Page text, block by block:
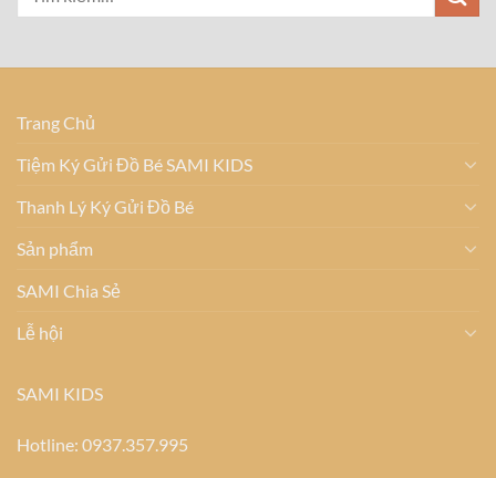
Trang Chủ
Tiệm Ký Gửi Đồ Bé SAMI KIDS
Thanh Lý Ký Gửi Đồ Bé
Sản phẩm
SAMI Chia Sẻ
Lễ hội
SAMI KIDS
Hotline: 0937.357.995